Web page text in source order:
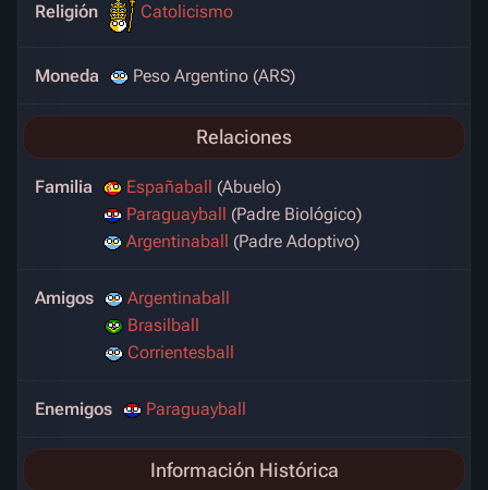
Religión Catolicismo
Moneda Peso Argentino (ARS)
Relaciones
Familia Españaball (Abuelo)
Paraguayball (Padre Biológico)
Argentinaball (Padre Adoptivo)
Amigos
Argentinaball
Brasilball
Corrientesball
Enemigos Paraguayball
Información Histórica